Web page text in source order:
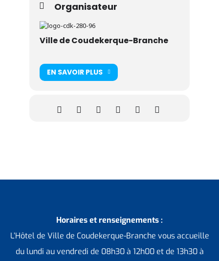
Organisateur
Ville de Coudekerque-Branche
EN SAVOIR PLUS
Horaires et renseignements :
L’Hôtel de Ville de Coudekerque-Branche vous accueille
du lundi au vendredi de 08h30 à 12h00 et de 13h30 à